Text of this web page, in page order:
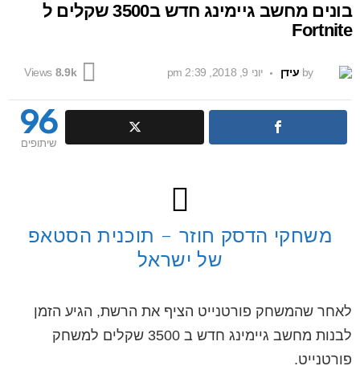
בונים מחשב גיימינג חדש ב3500 שקלים ל
Fortnite
by עידן יוני 9, 2018, 2:39 pm 8.9k
Views
96
שיתופים
משחקי הדסק חוזר – תוכנית הסטאפ
של ישראל
לאחר שהמשחק פורטנייט הציף את הרשת, הגיע הזמן
לבנות מחשב גיימינג חדש ב 3500 שקלים למשחק
פורטנייט.